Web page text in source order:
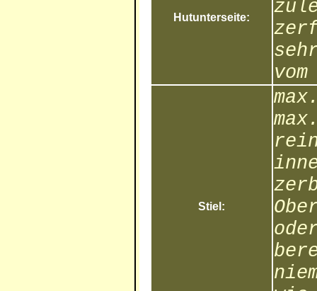
Hutunterseite:
Stiel: